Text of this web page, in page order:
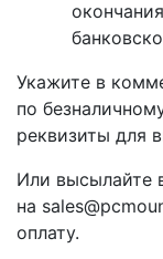
Укажите в
по
реквизиты для
Или высылайте
на
оплату.